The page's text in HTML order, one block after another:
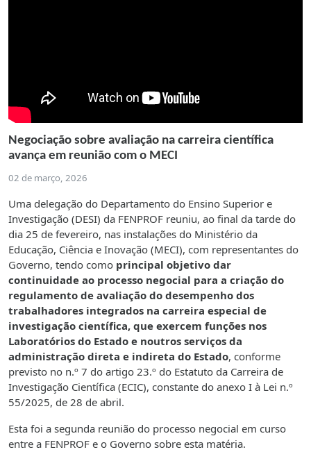
Negociação sobre avaliação na carreira científica
avança em reunião com o MECI
02 de março, 2026
Uma delegação do Departamento do Ensino Superior e
Investigação (DESI) da FENPROF reuniu, ao final da tarde do
dia 25 de fevereiro, nas instalações do Ministério da
Educação, Ciência e Inovação (MECI), com representantes do
Governo, tendo como principal objetivo dar
continuidade ao processo negocial para a criação do
regulamento de avaliação do desempenho dos
trabalhadores integrados na carreira especial de
investigação científica, que exercem funções nos
Laboratórios do Estado e noutros serviços da
administração direta e indireta do Estado, conforme
previsto no n.º 7 do artigo 23.º do Estatuto da Carreira de
Investigação Científica (ECIC), constante do anexo I à Lei n.º
55/2025, de 28 de abril.
Esta foi a segunda reunião do processo negocial em curso
entre a FENPROF e o Governo sobre esta matéria.